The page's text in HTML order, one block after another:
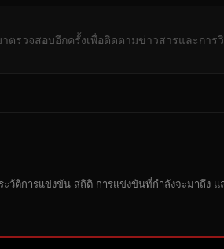
ตรวจสอบอีกครั้งเพื่อติดตามข่าวสารและการ
วัติการแข่งขัน สถิติ การแข่งขันที่กำลังจะมาถึง